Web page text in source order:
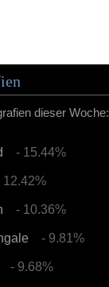
dieser Woche:
- 15.44%
12.42%
- 10.36%
- 9.81%
- 9.68%